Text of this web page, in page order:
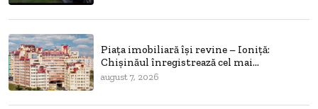
Piața imobiliară își revine – Ioniță:
Chișinăul înregistrează cel mai...
august 7, 2026